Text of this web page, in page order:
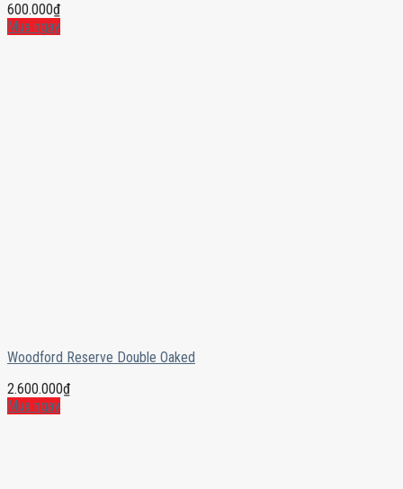
600.000₫
Mua ngay
Woodford Reserve Double Oaked
2.600.000₫
Mua ngay